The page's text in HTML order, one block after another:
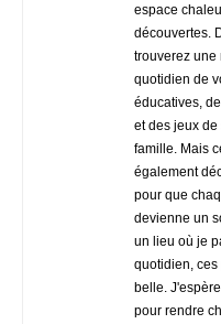
espace
découvertes.
trouverez une
quotidien de
éducatives,
et des jeux
famille. Mais
également
pour que
devienne un
un lieu où je
quotidien,
belle.
pour rendre